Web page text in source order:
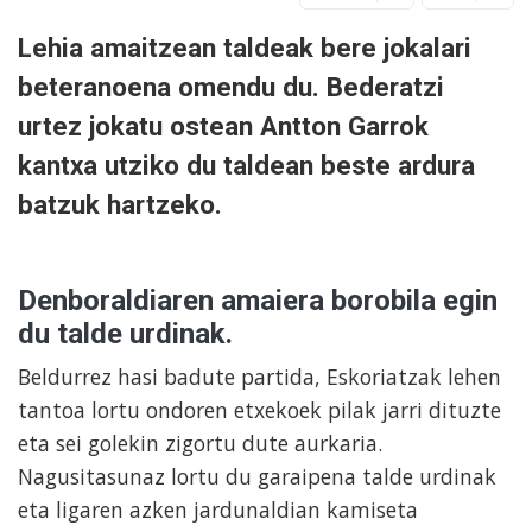
Lehia amaitzean taldeak bere jokalari
beteranoena omendu du. Bederatzi
urtez jokatu ostean Antton Garrok
kantxa utziko du taldean beste ardura
batzuk hartzeko.
Denboraldiaren amaiera borobila egin
du talde urdinak.
Beldurrez hasi badute partida, Eskoriatzak lehen
tantoa lortu ondoren etxekoek pilak jarri dituzte
eta sei golekin zigortu dute aurkaria.
Nagusitasunaz lortu du garaipena talde urdinak
eta ligaren azken jardunaldian kamiseta